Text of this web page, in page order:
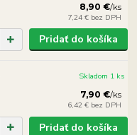
8,90 €/ks
7,24 € bez DPH
Pridať do košíka
7,90 €/ks
6,42 € bez DPH
Skladom 1 ks
Pridať do košíka